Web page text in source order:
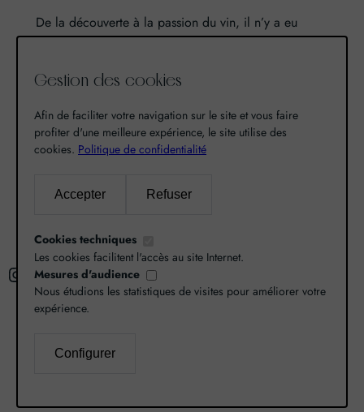
De la découverte à la passion du vin, il n’y a eu
qu’un pas. Un pas que nous avons franchi en faisant
là est né World Grands Crus avec pour mission de
nos terroirs.
Recherche
c
Instagram X
L’abus d’alcool est dangereux pour la santé,
Gestion des cookies
Afin de faciliter votre navigation sur le site et vous faire
profiter d'une meilleure expérience, le site utilise des
cookies. Politique de confidentialité
Accepter Refuser
Cookies techniques
Les cookies facilitent l'accès au site Internet.
Mesures d'audience
Nous étudions les statistiques de visites pour améliorer votre
expérience.
Configurer